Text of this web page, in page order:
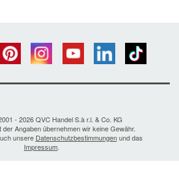
- 2026 QVC Handel S.à r.l. & Co. KG
der Angaben übernehmen wir keine Gewähr.
unsere Datenschutzbestimmungenund das
Impressum.